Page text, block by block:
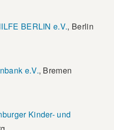
BERLIN e.V., Berlin
e.V., Bremen
Kinder- und